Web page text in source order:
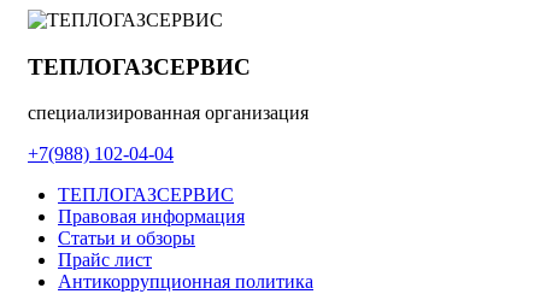
ТЕПЛОГАЗСЕРВИС
специализированная организация
+7(988) 102-04-04
ТЕПЛОГАЗСЕРВИС
Правовая информация
Статьи и обзоры
Прайс лист
Антикоррупционная политика